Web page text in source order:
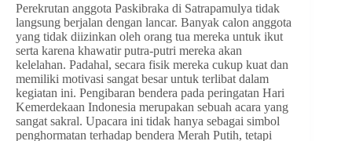
Perekrutan anggota Paskibraka di Satrapamulya tidak
langsung berjalan dengan lancar. Banyak calon anggota
yang tidak diizinkan oleh orang tua mereka untuk ikut
serta karena khawatir putra-putri mereka akan
kelelahan. Padahal, secara fisik mereka cukup kuat dan
memiliki motivasi sangat besar untuk terlibat dalam
kegiatan ini. Pengibaran bendera pada peringatan Hari
Kemerdekaan Indonesia merupakan sebuah acara yang
sangat sakral. Upacara ini tidak hanya sebagai simbol
penghormatan terhadap bendera Merah Putih, tetapi